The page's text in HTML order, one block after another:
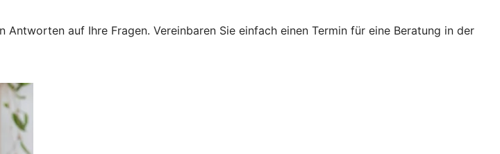
auf Ihre Fragen. Vereinbaren Sie einfach einen Termin für eine Beratung in der